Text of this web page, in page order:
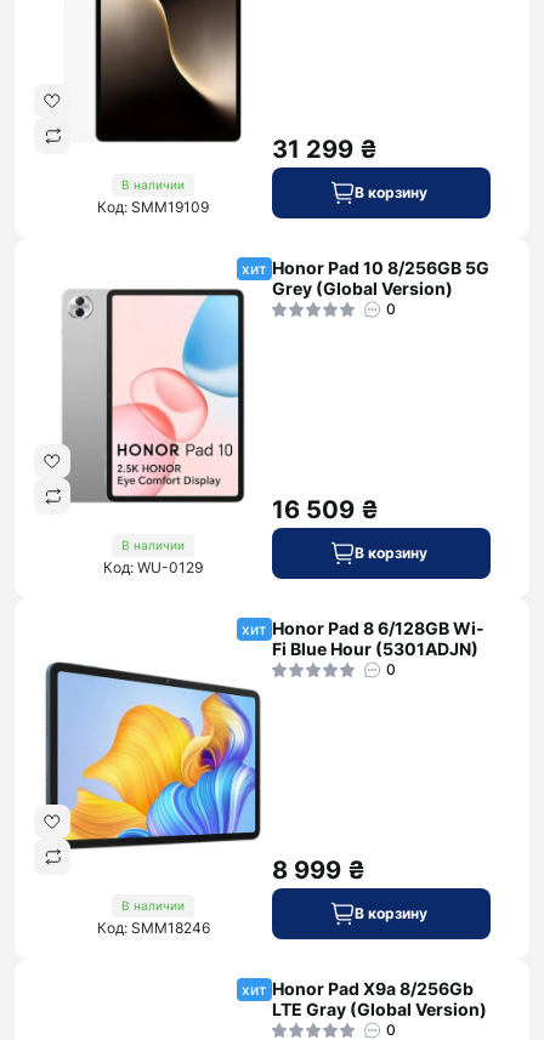
В наличии
Код: SMM19109
31 299 ₴
В корзину
хит
В наличии
Код: WU-0129
Honor Pad 10 8/256GB 5G
Grey (Global Version)
0
16 509 ₴
В корзину
хит
В наличии
Код: SMM18246
Honor Pad 8 6/128GB Wi-
Fi Blue Hour (5301ADJN)
0
8 999 ₴
В корзину
хит Honor Pad X9a 8/256Gb
LTE Gray (Global Version)
0